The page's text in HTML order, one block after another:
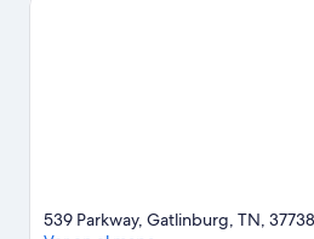
539 Parkway, Gatlinburg, TN, 37738